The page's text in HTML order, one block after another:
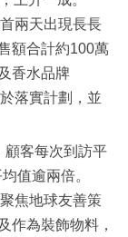
兩天出現長長
額合計約100萬
香水品牌
落實計劃，並
顧客每次到訪平
值逾兩倍。
焦地球友善策
作為裝飾物料，